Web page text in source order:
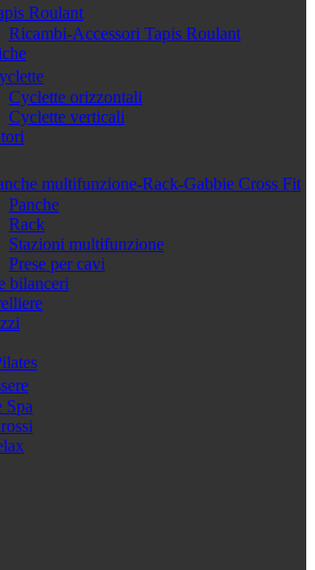
Roulant
Ricambi-Accessori Tapis Roulant
Cyclette orizzontali
Cyclette verticali
multifunzione-Rack-Gabbie Cross Fit
Panche
Rack
Stazioni multifunzione
Prese per cavi
bilanceri
Spa